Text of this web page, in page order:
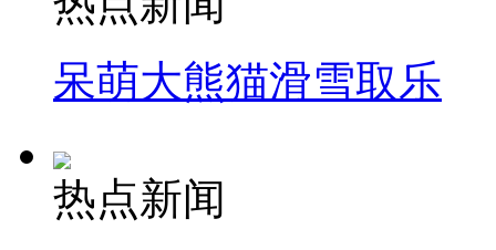
消防员救轻生者 花炮节热闹非凡
呆萌大熊猫滑雪取乐
热点新闻